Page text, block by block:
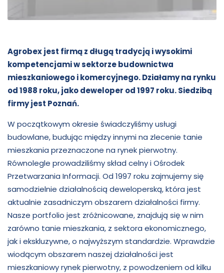
Agrobex jest firmą z długą tradycją i wysokimi
kompetencjami w sektorze budownictwa
mieszkaniowego i komercyjnego. Działamy na rynku
od 1988 roku, jako deweloper od 1997 roku. Siedzibą
firmy jest Poznań.
W początkowym okresie świadczyliśmy usługi
budowlane, budując między innymi na zlecenie tanie
mieszkania przeznaczone na rynek pierwotny.
Równolegle prowadziliśmy skład celny i Ośrodek
Przetwarzania Informacji. Od 1997 roku zajmujemy się
samodzielnie działalnością deweloperską, która jest
aktualnie zasadniczym obszarem działalności firmy.
Nasze portfolio jest zróżnicowane, znajdują się w nim
zarówno tanie mieszkania, z sektora ekonomicznego,
jak i ekskluzywne, o najwyższym standardzie. Wprawdzie
wiodącym obszarem naszej działalności jest
mieszkaniowy rynek pierwotny, z powodzeniem od kilku